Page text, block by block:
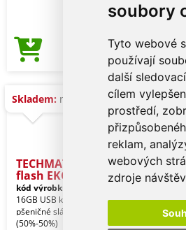
soubory
Tyto webové
používají
další
cílem
prostředí,
reklam,
webových
zdroje
Skladem: na dotaz
TECHMATE+ 16GB USB
flash EKO
kód výrobku:
16GB USB klíčenka s krytem z
pšeničné slámy a PP plastu
(50%-50%)